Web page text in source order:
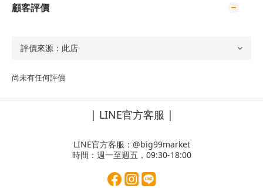
顧客評價
尚未有任何評價
| LINE官方客服 |
LINE官方客服： @big99market
時間：週一至週五，09:30-18:00